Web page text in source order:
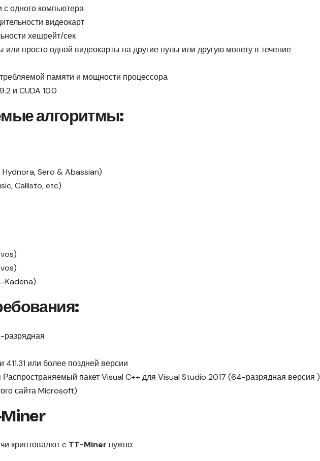
одного компьютера
видеокарт
хешрейт/сек
просто одной видеокарты на другие пулы или другую монету в течение
памяти и мощности процессора
и CUDA 10.0
алгоритмы:
Hydnora, Sero & Abassian)
Callisto, etc)
Kadena)
разрядная
или более поздней версии
Распространяемый пакет Visual C++ для Visual Studio 2017 (64-разрядная версия )
сайта Microsoft)
Miner
криптовалют c TT-Miner нужно: